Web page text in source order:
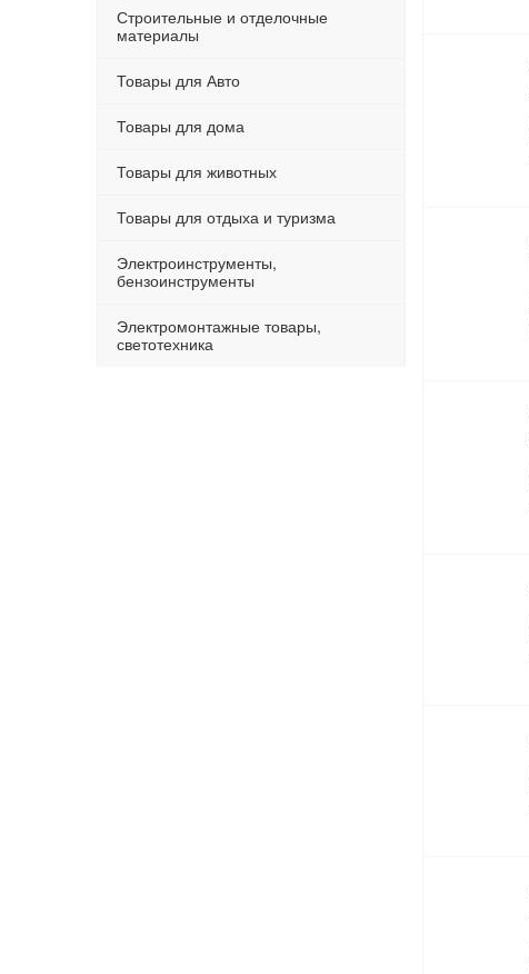
Строительные и отделочные
материалы
Товары для Авто
Товары для дома
Товары для животных
Товары для отдыха и туризма
Электроинструменты,
бензоинструменты
Электромонтажные товары,
светотехника